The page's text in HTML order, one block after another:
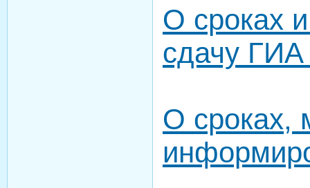
О сроках
сдачу ГИА
О сроках,